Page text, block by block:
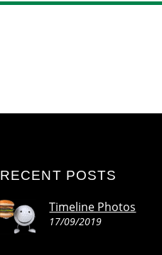
RECENT POSTS
Timeline Photos
17/09/2019